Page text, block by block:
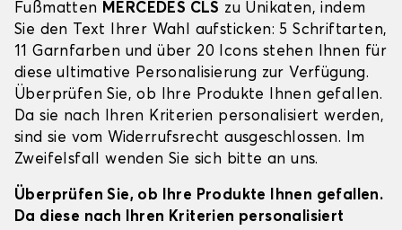
Fußmatten MERCEDES CLS zu Unikaten, indem
Sie den Text Ihrer Wahl aufsticken: 5 Schriftarten,
11 Garnfarben und über 20 Icons stehen Ihnen für
diese ultimative Personalisierung zur Verfügung.
Überprüfen Sie, ob Ihre Produkte Ihnen gefallen.
Da sie nach Ihren Kriterien personalisiert werden,
sind sie vom Widerrufsrecht ausgeschlossen. Im
Zweifelsfall wenden Sie sich bitte an uns.
Überprüfen Sie, ob Ihre Produkte Ihnen gefallen.
Da diese nach Ihren Kriterien personalisiert